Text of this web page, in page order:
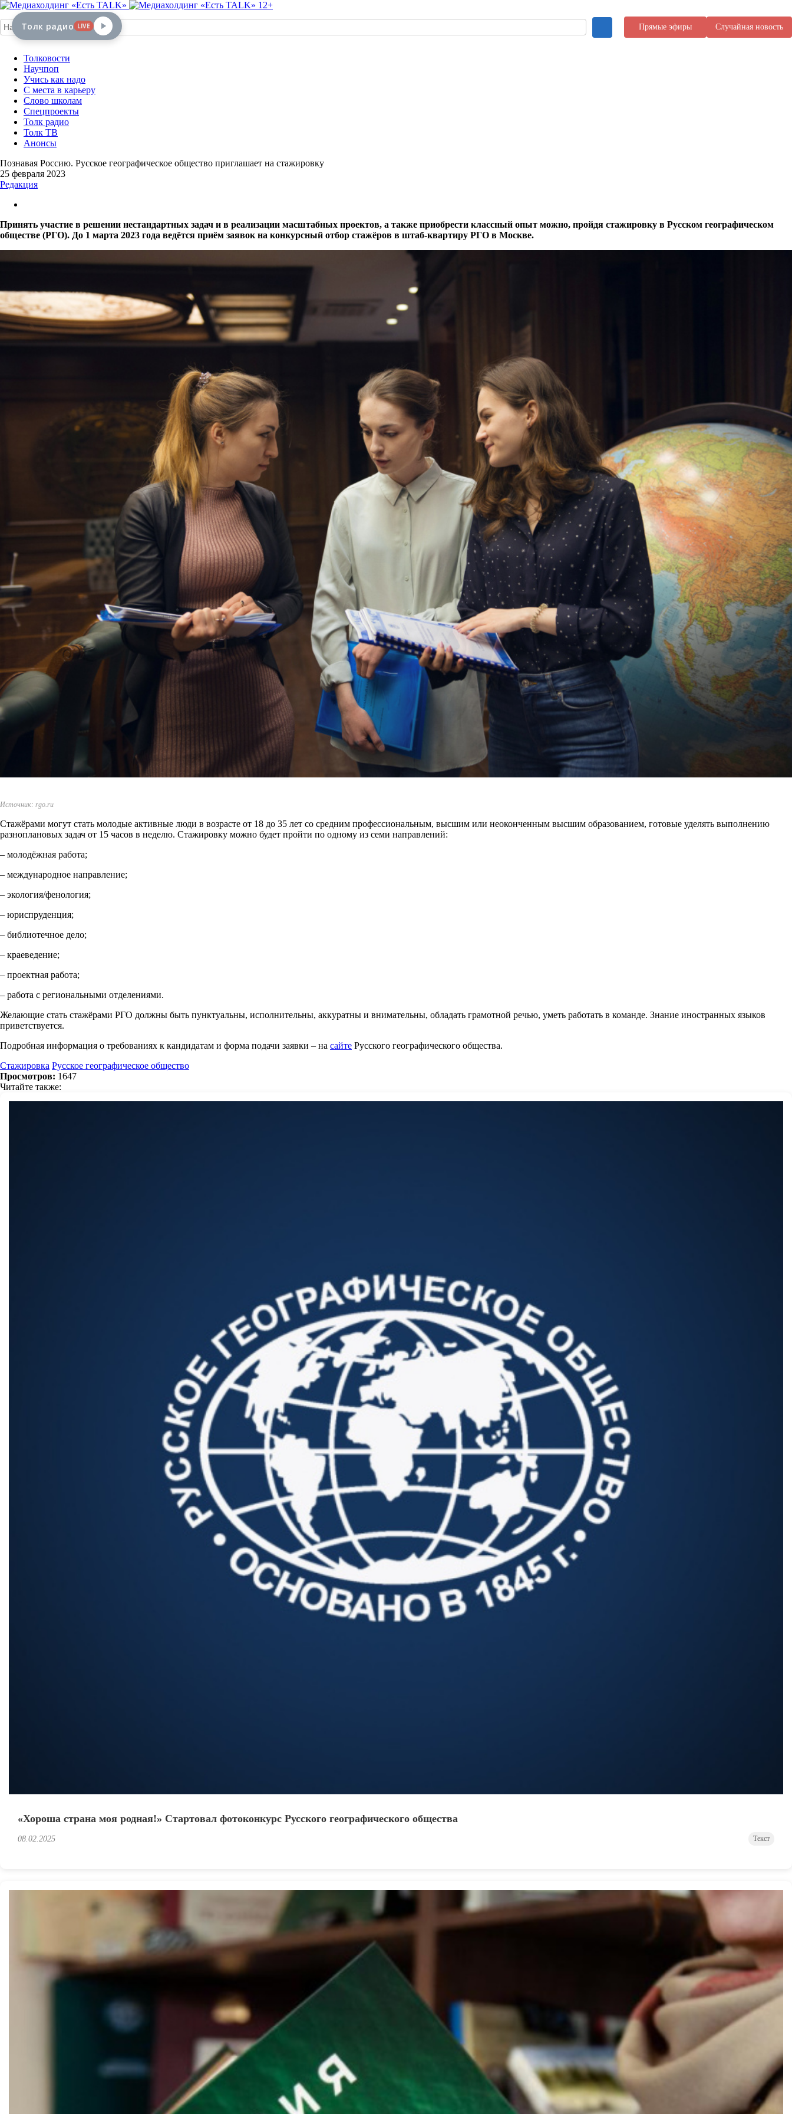
12+
Прямые эфиры Случайная новость
Толковости
Научпоп
Учись как надо
С места в карьеру
Слово школам
Спецпроекты
Толк радио
Толк ТВ
Анонсы
Познавая Россию. Русское географическое общество приглашает на стажировку
25 февраля 2023
Редакция
Принять участие в решении нестандартных задач и в реализации масштабных проектов, а также приобрести классный опыт можно, пройдя стажировку в Русском географическом
обществе (РГО). До 1 марта 2023 года ведётся приём заявок на конкурсный отбор стажёров в штаб-квартиру РГО в Москве.
Источник: rgo.ru
Стажёрами могут стать молодые активные люди в возрасте от 18 до 35 лет со средним профессиональным, высшим или неоконченным высшим образованием, готовые уделять выполнению
разноплановых задач от 15 часов в неделю. Стажировку можно будет пройти по одному из семи направлений:
– молодёжная работа;
– международное направление;
– экология/фенология;
– юриспруденция;
– библиотечное дело;
– краеведение;
– проектная работа;
– работа с региональными отделениями.
Желающие стать стажёрами РГО должны быть пунктуальны, исполнительны, аккуратны и внимательны, обладать грамотной речью, уметь работать в команде. Знание иностранных языков
приветствуется.
Подробная информация о требованиях к кандидатам и форма подачи заявки – на сайте Русского географического общества.
Стажировка Русское географическое общество
Просмотров: 1647
Читайте также:
«Хороша страна моя родная!» Стартовал фотоконкурс Русского географического общества
08.02.2025 Текст
Толк радио LIVE